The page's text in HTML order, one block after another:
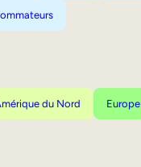
du Nord Europe